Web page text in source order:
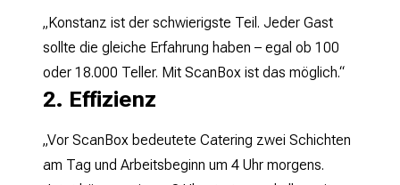
„Konstanz ist der schwierigste Teil. Jeder Gast
sollte die gleiche Erfahrung haben – egal ob 100
oder 18.000 Teller. Mit ScanBox ist das möglich.“
2. Effizienz
„Vor ScanBox bedeutete Catering zwei Schichten
am Tag und Arbeitsbeginn um 4 Uhr morgens.